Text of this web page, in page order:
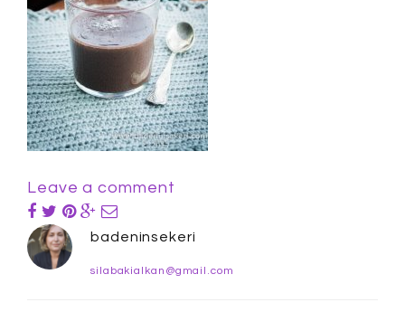
Leave a comment
badeninsekeri
silabakialkan@gmail.com